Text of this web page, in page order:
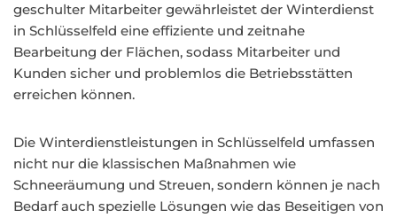
geschulter Mitarbeiter gewährleistet der Winterdienst
in Schlüsselfeld eine effiziente und zeitnahe
Bearbeitung der Flächen, sodass Mitarbeiter und
Kunden sicher und problemlos die Betriebsstätten
erreichen können.
Die Winterdienstleistungen in Schlüsselfeld umfassen
nicht nur die klassischen Maßnahmen wie
Schneeräumung und Streuen, sondern können je nach
Bedarf auch spezielle Lösungen wie das Beseitigen von